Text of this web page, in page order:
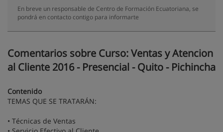
En breve un responsable de Centro de Formación Ecuatoriana, se
pondrá en contacto contigo para informarte
Comentarios sobre Curso: Ventas y Atencion
al Cliente 2016 - Presencial - Quito - Pichincha
Contenido
TEMAS QUE SE TRATARÁN:
• Técnicas de Ventas